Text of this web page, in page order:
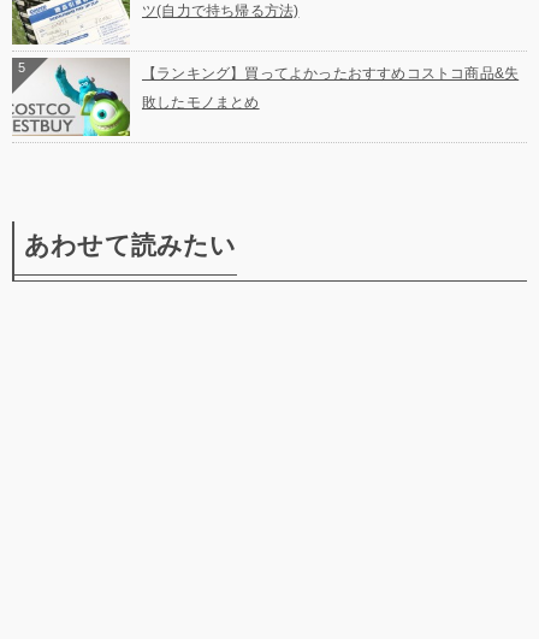
ツ(自力で持ち帰る方法)
5
【ランキング】買ってよかったおすすめコストコ商品&失
敗したモノまとめ
あわせて読みたい